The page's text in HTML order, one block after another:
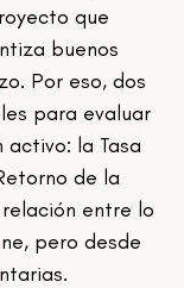
que
buenos
Por eso, dos
para evaluar
la Tasa
de la
entre lo
pero desde